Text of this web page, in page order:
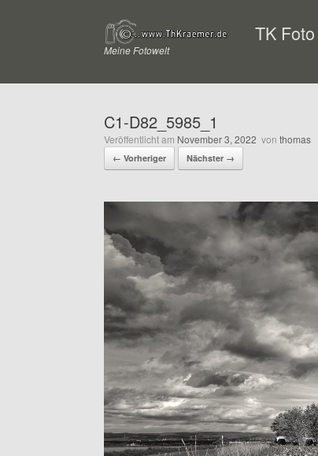
TK Foto
Meine Fotowelt
C1-D82_5985_1
Veröffentlicht am November 3, 2022 von thomas
← Vorheriger Nächster →